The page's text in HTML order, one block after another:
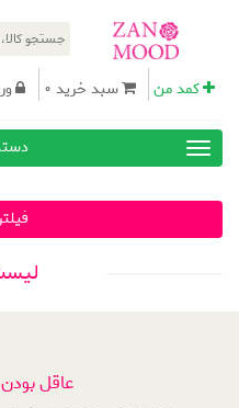
کمد من سبد خرید 0
عاقل بودن